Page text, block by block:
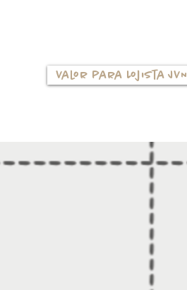
Valor para Lojista JVN